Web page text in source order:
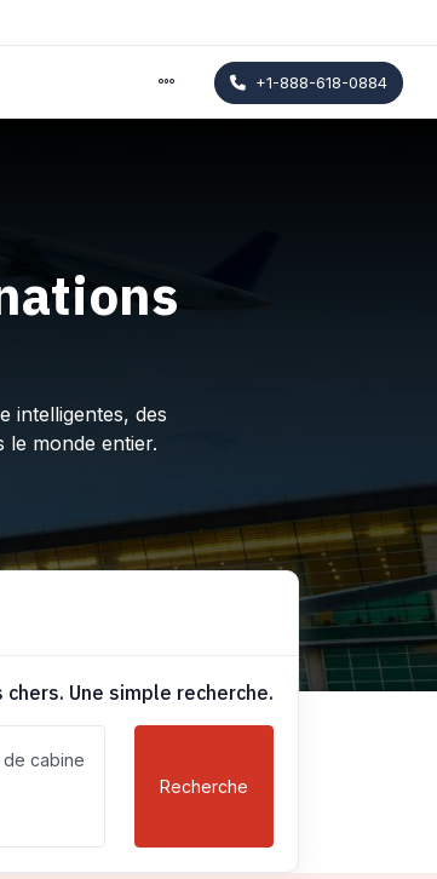
+1-888-618-0884
intelligentes, des
le monde entier.
Une simple recherche.
cabine
Recherche